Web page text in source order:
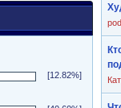
[12.82%]